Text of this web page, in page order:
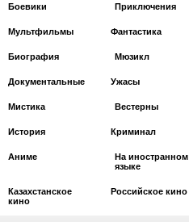
Боевики Приключения
Мультфильмы Фантастика
Биография Мюзикл
Документальные Ужасы
Мистика Вестерны
История Криминал
Аниме
На иностранном
языке
Казахстанское
кино
Российское кино